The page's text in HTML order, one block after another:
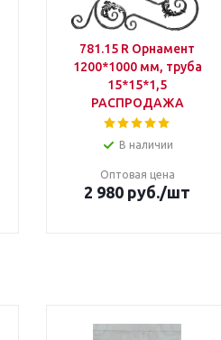
781.15 R Орнамент
1200*1000 мм, труба
15*15*1,5
РАСПРОДАЖА
В наличии
Оптовая цена
2 980 руб./шт